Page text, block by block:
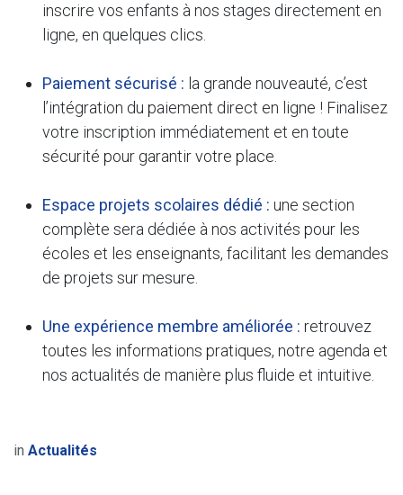
inscrire vos enfants à nos stages directement en
ligne, en quelques clics.
Paiement sécurisé : la grande nouveauté, c’est
l’intégration du paiement direct en ligne ! Finalisez
votre inscription immédiatement et en toute
sécurité pour garantir votre place.
Espace projets scolaires dédié : une section
complète sera dédiée à nos activités pour les
écoles et les enseignants, facilitant les demandes
de projets sur mesure.
Une expérience membre améliorée : retrouvez
toutes les informations pratiques, notre agenda et
nos actualités de manière plus fluide et intuitive.
in Actualités